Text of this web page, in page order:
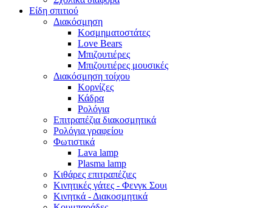
Είδη σπιτιού
Διακόσμηση
Κοσμηματοστάτες
Love Bears
Μπιζουτιέρες
Μπιζουτιέρες μουσικές
Διακόσμηση τοίχου
Κορνίζες
Κάδρα
Ρολόγια
Επιτραπέζια διακοσμητικά
Ρολόγια γραφείου
Φωτιστικά
Lava lamp
Plasma lamp
Κιθάρες επιτραπέζιες
Κινητικές γάτες - Φενγκ Σουι
Κινητκά - Διακοσμητικά